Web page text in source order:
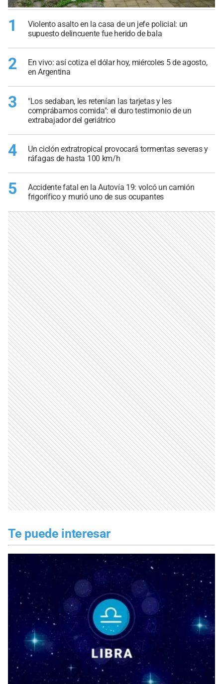
1
Violento asalto en la casa de un jefe policial: un
supuesto delincuente fue herido de bala
2
En vivo: así cotiza el dólar hoy, miércoles 5 de agosto,
en Argentina
3
"Los sedaban, les retenían las tarjetas y les
comprábamos comida": el duro testimonio de un
extrabajador del geriátrico
4
Un ciclón extratropical provocará tormentas severas y
ráfagas de hasta 100 km/h
5
Accidente fatal en la Autovía 19: volcó un camión
frigorífico y murió uno de sus ocupantes
Te puede interesar